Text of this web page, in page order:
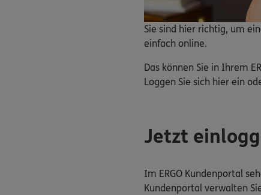
Sie sind hier richtig, um
einfach online.
Das können Sie in Ihrem
Loggen Sie sich hier ein
Jetzt
Im ERGO Kundenportal
Kundenportal verwalten